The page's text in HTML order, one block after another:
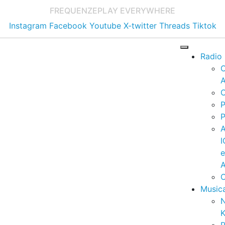
FREQUENZEPLAY EVERYWHERE
Instagram Facebook Youtube X-twitter Threads Tiktok
Radio
e